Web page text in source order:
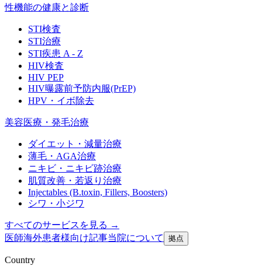
性機能の健康と診断
STI検査
STI治療
STI疾患 A - Z
HIV検査
HIV PEP
HIV曝露前予防内服(PrEP)
HPV・イボ除去
美容医療・発毛治療
ダイエット・減量治療
薄毛・AGA治療
ニキビ・ニキビ跡治療
肌質改善・若返り治療
Injectables (B.toxin, Fillers, Boosters)
シワ・小ジワ
すべてのサービスを見る →
医師海外患者様向け記事当院について 拠点
Country